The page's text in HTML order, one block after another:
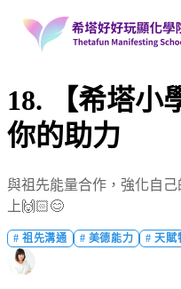
18. 【希塔小
你的助力
與祖先能量合作，強化自
上🙌🏻😊
#祖先溝通 # 美德能力 #天賦